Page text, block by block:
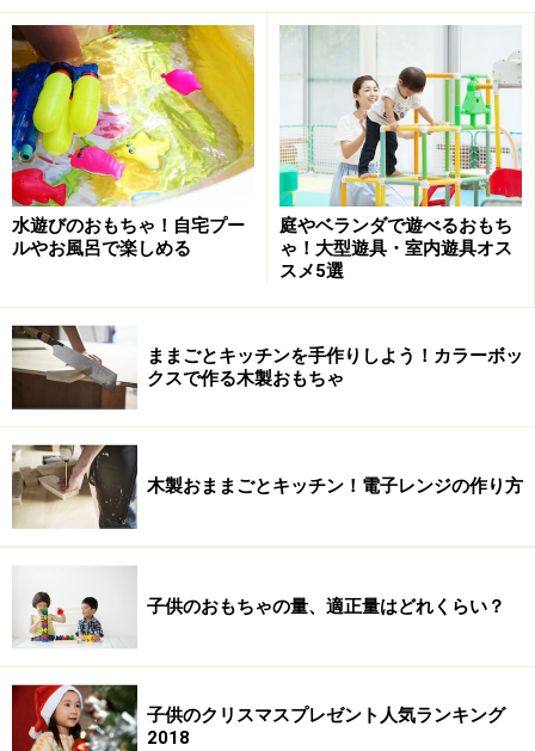
水遊びのおもちゃ！自宅プー
ルやお風呂で楽しめる
庭やベランダで遊べるおもち
ゃ！大型遊具・室内遊具オス
スメ5選
ままごとキッチンを手作りしよう！カラーボッ
クスで作る木製おもちゃ
木製おままごとキッチン！電子レンジの作り方
子供のおもちゃの量、適正量はどれくらい？
子供のクリスマスプレゼント人気ランキング
2018